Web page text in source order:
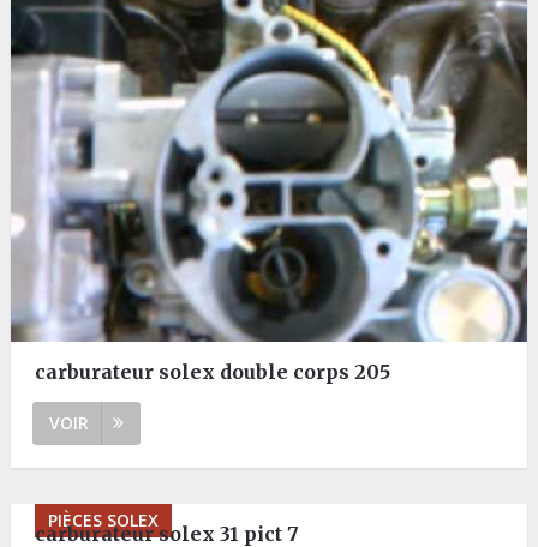
carburateur solex double corps 205
VOIR
PIÈCES SOLEX
carburateur solex 31 pict 7